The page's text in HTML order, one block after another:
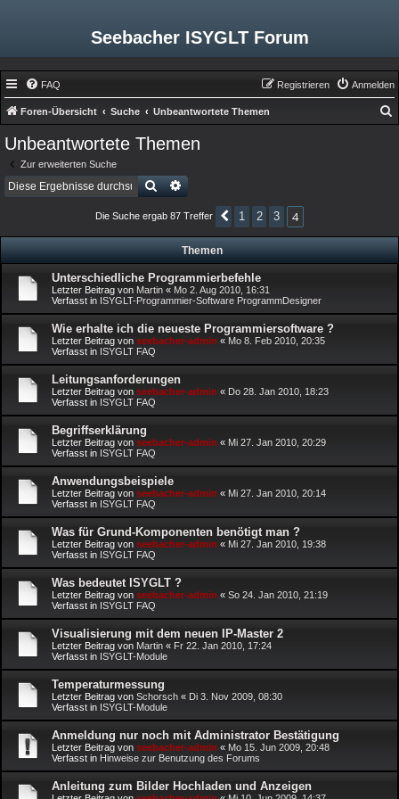
Seebacher ISYGLT Forum
FAQ Anmelden
Registrieren
Foren-Übersicht Suche Unbeantwortete Themen
Unbeantwortete Themen
Zur erweiterten Suche
Suche
Die Suche ergab 87 Treffer Vorherige
1 2 3 4
Themen
Unterschiedliche Programmierbefehle
Letzter Beitrag von Martin « Mo 2. Aug 2010, 16:31
Verfasst in ISYGLT-Programmier-Software ProgrammDesigner
Wie erhalte ich die neueste Programmiersoftware ?
Letzter Beitrag von seebacher-admin « Mo 8. Feb 2010, 20:35
Verfasst in ISYGLT FAQ
Leitungsanforderungen
Letzter Beitrag von seebacher-admin « Do 28. Jan 2010, 18:23
Verfasst in ISYGLT FAQ
Begriffserklärung
Letzter Beitrag von seebacher-admin « Mi 27. Jan 2010, 20:29
Verfasst in ISYGLT FAQ
Anwendungsbeispiele
Letzter Beitrag von seebacher-admin « Mi 27. Jan 2010, 20:14
Verfasst in ISYGLT FAQ
Was für Grund-Komponenten benötigt man ?
Letzter Beitrag von seebacher-admin « Mi 27. Jan 2010, 19:38
Verfasst in ISYGLT FAQ
Was bedeutet ISYGLT ?
Letzter Beitrag von seebacher-admin « So 24. Jan 2010, 21:19
Verfasst in ISYGLT FAQ
Visualisierung mit dem neuen IP-Master 2
Letzter Beitrag von Martin « Fr 22. Jan 2010, 17:24
Verfasst in ISYGLT-Module
Temperaturmessung
Letzter Beitrag von Schorsch « Di 3. Nov 2009, 08:30
Verfasst in ISYGLT-Module
Anmeldung nur noch mit Administrator Bestätigung
Letzter Beitrag von seebacher-admin « Mo 15. Jun 2009, 20:48
Verfasst in Hinweise zur Benutzung des Forums
Anleitung zum Bilder Hochladen und Anzeigen